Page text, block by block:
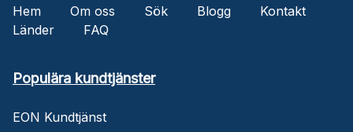
Hem Om oss Sök Blogg
Kontakt
Länder
FAQ
Populära kundtjänster
EON Kundtjänst